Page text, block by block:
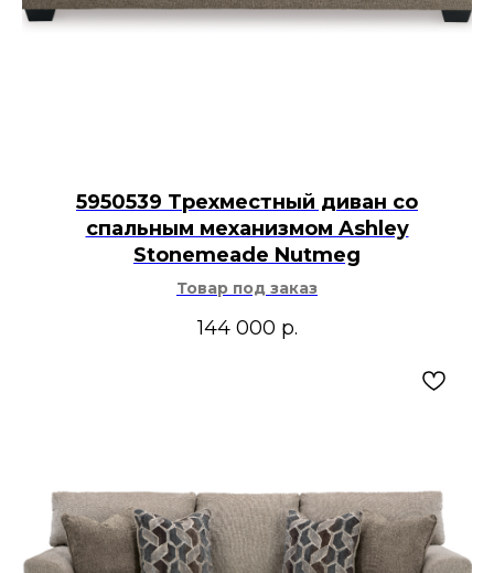
5950539 Трехместный диван со
спальным механизмом Ashley
Stonemeade Nutmeg
Товар под заказ
144 000 р.